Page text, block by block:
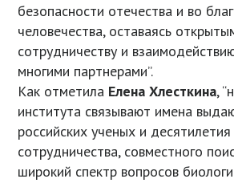
безопасности отечества и во
человечества, оставаясь
сотрудничеству и
многими партнерами”.
Как отметила Елена Хлесткина,
института связывают имена
российских ученых и
сотрудничества, совместного
широкий спектр вопросов